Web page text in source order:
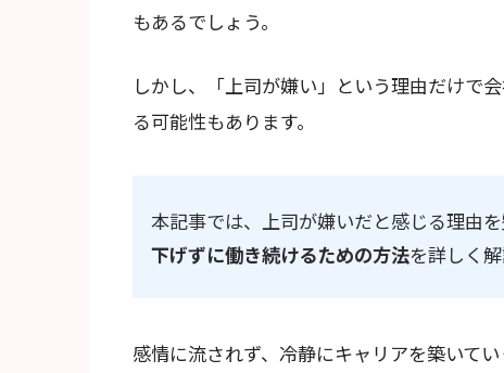
もあるでしょう。
しかし、「上司が嫌い」という理由だけで
る可能性もあります。
本記事では、上司が嫌いだと感じる理由
下げずに働き続けるための方法を詳しく解
感情に流されず、冷静にキャリアを築いて